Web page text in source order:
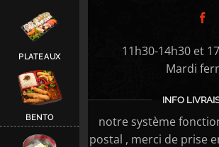
PLATEAUX
BENTO
11h30-14h30 et
Mardi
INFO
notre système
postal , merci de prise